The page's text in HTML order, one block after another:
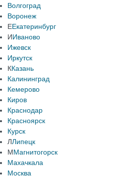
Волгоград
Воронеж
ЕЕкатеринбург
ИИваново
Ижевск
Иркутск
ККазань
Калининград
Кемерово
Киров
Краснодар
Красноярск
Курск
ЛЛипецк
ММагнитогорск
Махачкала
Москва